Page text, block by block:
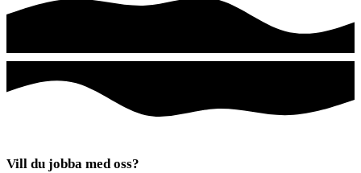
Vill du jobba med oss?